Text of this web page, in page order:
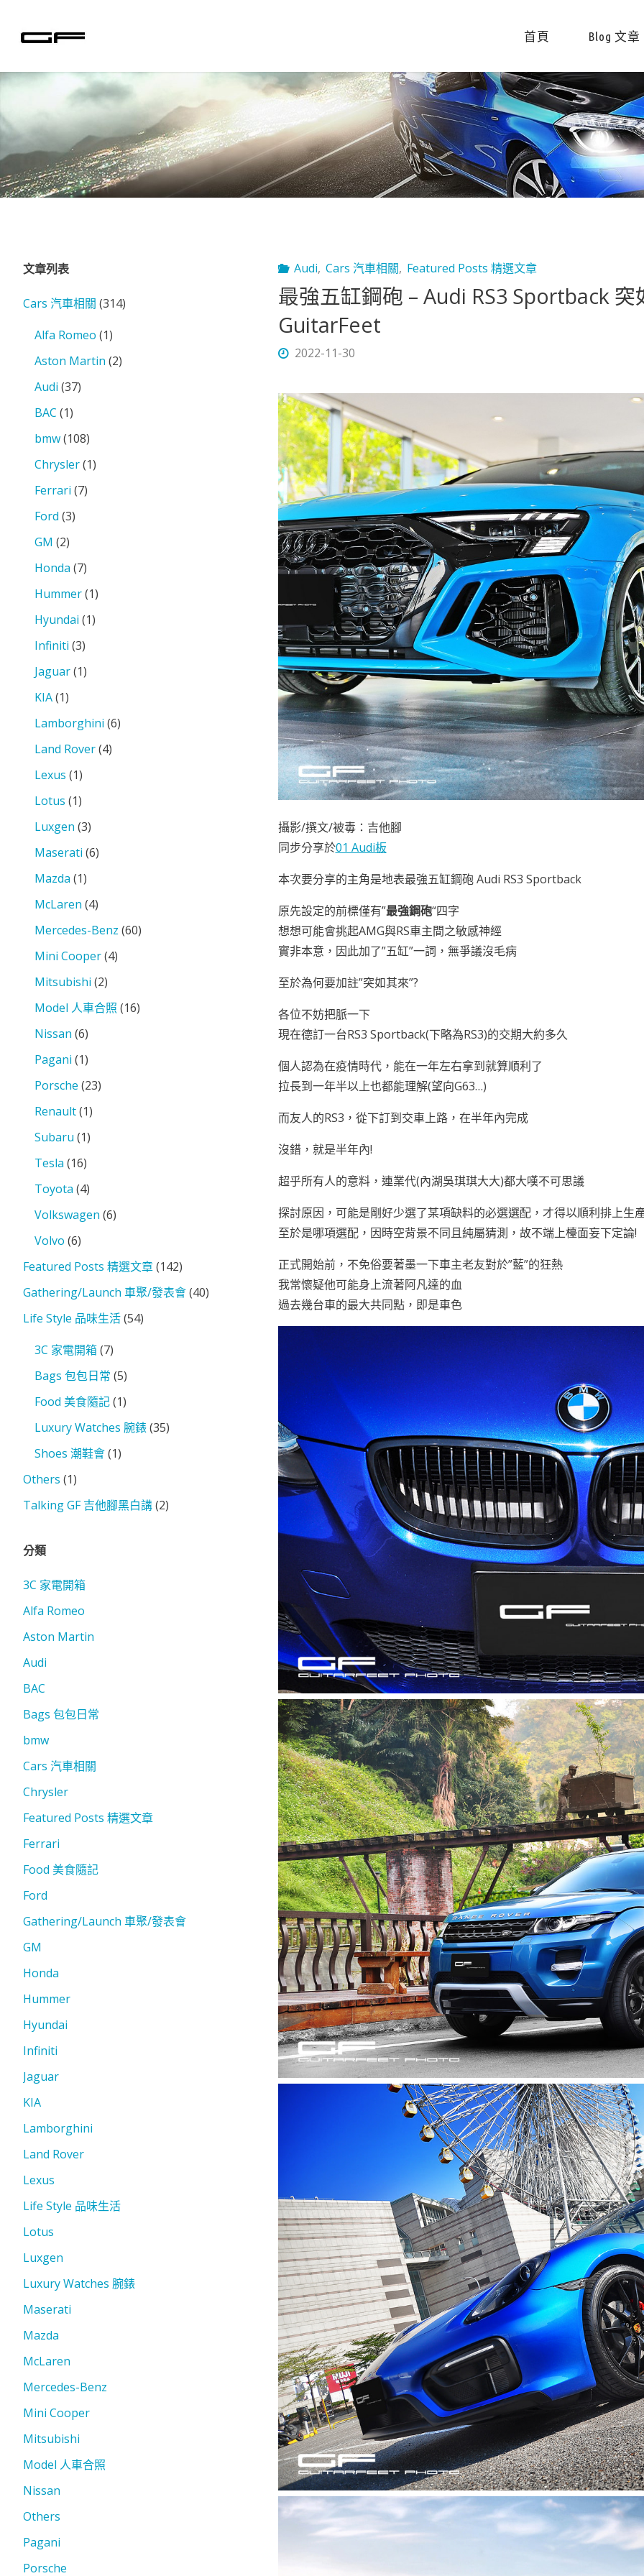
首頁 Blog 文章
Audi, Cars 汽車相關, Featured Posts 精選文章
最強五缸鋼砲 – Audi RS3 Sportback
GuitarFeet
2022-11-30
攝影/撰文/被毒：吉他腳
同步分享於01 Audi板
本次要分享的主角是地表最強五缸鋼砲 Audi RS3 Sportback
原先設定的前標僅有”最強鋼砲“四字
想想可能會挑起AMG與RS車主間之敏感神經
實非本意，因此加了”五缸”一詞，無爭議沒毛病
至於為何要加註”突如其來”?
各位不妨把脈一下
現在德訂一台RS3 Sportback(下略為RS3)的交期大約多久
個人認為在疫情時代，能在一年左右拿到就算順利了
拉長到一年半以上也都能理解(望向G63…)
而友人的RS3，從下訂到交車上路，在半年內完成
沒錯，就是半年內!
超乎所有人的意料，連業代(內湖吳琪琪大大)都大嘆不可思議
探討原因，可能是剛好少選了某項缺料的必選選配，才得以順利排上生
至於是哪項選配，因時空背景不同且純屬猜測，故不端上檯面妄下定論!
正式開始前，不免俗要著墨一下車主老友對於”藍”的狂熱
我常懷疑他可能身上流著阿凡達的血
過去幾台車的最大共同點，即是車色
文章列表
Cars 汽車相關 (314)
Alfa Romeo (1)
Aston Martin (2)
Audi (37)
BAC (1)
bmw(108)
Chrysler(1)
Ferrari (7)
Ford (3)
GM (2)
Honda (7)
Hummer(1)
Hyundai (1)
Infiniti (3)
Jaguar(1)
KIA(1)
Lamborghini (6)
Land Rover(4)
Lexus (1)
Lotus (1)
Luxgen (3)
Maserati (6)
Mazda (1)
McLaren (4)
Mercedes-Benz (60)
Mini Cooper(4)
Mitsubishi (2)
Model 人車合照 (16)
Nissan (6)
Pagani (1)
Porsche (23)
Renault(1)
Subaru (1)
Tesla (16)
Toyota (4)
Volkswagen (6)
Volvo (6)
Featured Posts 精選文章(142)
Gathering/Launch 車聚/發表會(40)
Life Style 品味生活(54)
3C 家電開箱(7)
Bags 包包日常 (5)
Food 美食隨記(1)
Luxury Watches 腕錶(35)
Shoes 潮鞋會(1)
Others (1)
Talking GF 吉他腳黑白講(2)
分類
3C 家電開箱
Alfa Romeo
Aston Martin
Audi
BAC
Bags 包包日常
bmw
Cars 汽車相關
Chrysler
Featured Posts 精選文章
Ferrari
Food 美食隨記
Ford
Gathering/Launch 車聚/發表會
GM
Honda
Hummer
Hyundai
Infiniti
Jaguar
KIA
Lamborghini
Land Rover
Lexus
Life Style 品味生活
Lotus
Luxgen
Luxury Watches 腕錶
Maserati
Mazda
McLaren
Mercedes-Benz
Mini Cooper
Mitsubishi
Model 人車合照
Nissan
Others
Pagani
Porsche